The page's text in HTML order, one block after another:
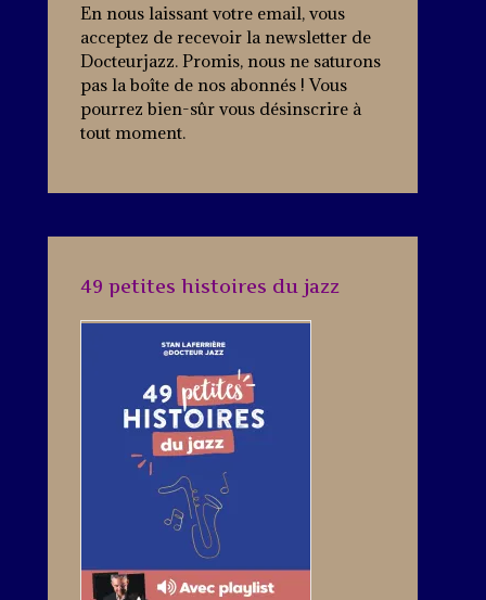
En nous laissant votre email, vous
acceptez de recevoir la newsletter de
Docteurjazz. Promis, nous ne saturons
pas la boîte de nos abonnés ! Vous
pourrez bien-sûr vous désinscrire à
tout moment.
49 petites histoires du jazz